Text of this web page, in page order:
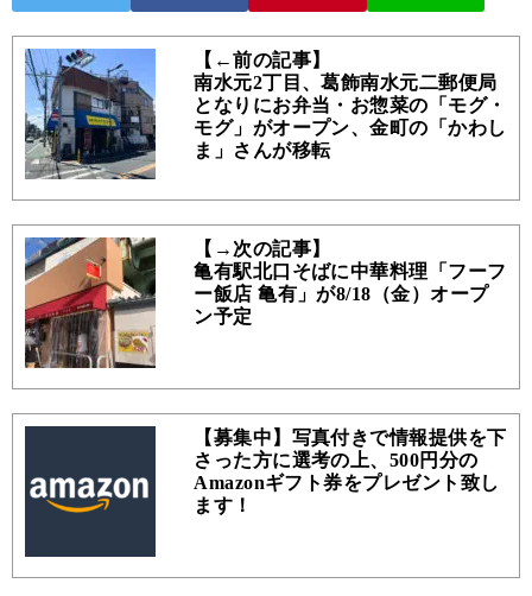
【←前の記事】
南水元2丁目、葛飾南水元二郵便局
となりにお弁当・お惣菜の「モグ・
モグ」がオープン、金町の「かわし
ま」さんが移転
【→次の記事】
亀有駅北口そばに中華料理「フーフ
ー飯店 亀有」が8/18（金）オープ
ン予定
【募集中】写真付きで情報提供を下
さった方に選考の上、500円分の
Amazonギフト券をプレゼント致し
ます！